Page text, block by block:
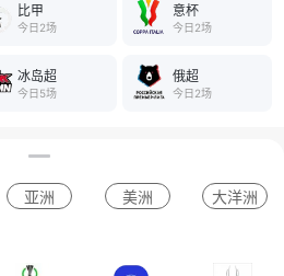
比甲
今日2场
意杯
今日2场
冰岛超
今日5场
俄超
今日2场
亚洲 美洲 大洋洲